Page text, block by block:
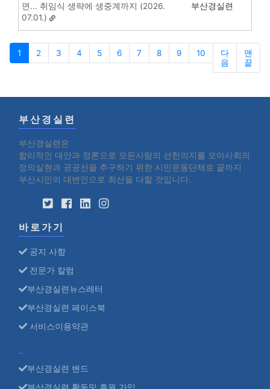
면... 취임식 생략에 생중계까지 (2026.
07.01.)
부산경실련
1 2 3 4 5 6 7 8 9 10
다
음
맨
끝
부산경실련
부산경실련은
합리적인 대안과 정론으로 모든사람의 선한의지를 모아사회의
정의실현과 공공선을 추구하기 위한 시민운동단체로 끝까지
부산시민의 대변인으로 최선을 다할 것입니다.
바로가기
공지 사항
전문가 칼럼
부산경실련뉴스레터
부산경실련 페이스북
서비스이용약관
부산경실련 밴드
부산경실련 활동및 후원 가입